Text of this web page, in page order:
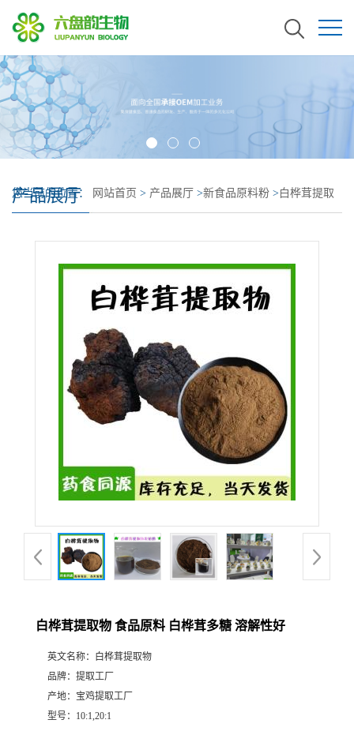
产品展厅
您当前的位置： 网站首页 > 产品展厅 >新食品原料粉 > 白桦茸提取
白桦茸提取物 食品原料 白桦茸多糖 溶解性好
英文名称： 白桦茸提取物
品牌： 提取工厂
产地： 宝鸡提取工厂
型号： 10:1,20:1